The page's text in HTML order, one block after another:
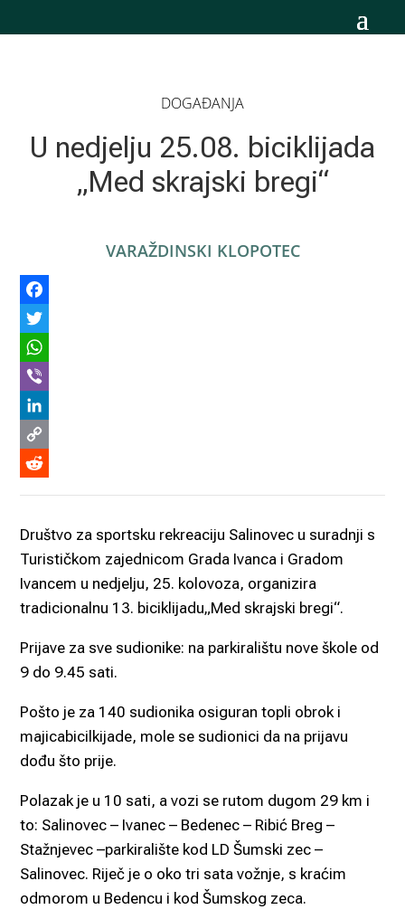
DOGAĐANJA
U nedjelju 25.08. biciklijada
„Med skrajski bregi“
VARAŽDINSKI KLOPOTEC
Link
Reddit
Društvo za sportsku rekreaciju Salinovec u suradnji s
Turističkom zajednicom Grada Ivanca i Gradom
Ivancem u nedjelju, 25. kolovoza, organizira
tradicionalnu 13. biciklijadu„Med skrajski bregi“.
Prijave za sve sudionike: na parkiralištu nove škole od
9 do 9.45 sati.
Pošto je za 140 sudionika osiguran topli obrok i
majicabicilkijade, mole se sudionici da na prijavu
dođu što prije.
Polazak je u 10 sati, a vozi se rutom dugom 29 km i
to: Salinovec – Ivanec – Bedenec – Ribić Breg –
Stažnjevec –parkiralište kod LD Šumski zec –
Salinovec. Riječ je o oko tri sata vožnje, s kraćim
odmorom u Bedencu i kod Šumskog zeca.